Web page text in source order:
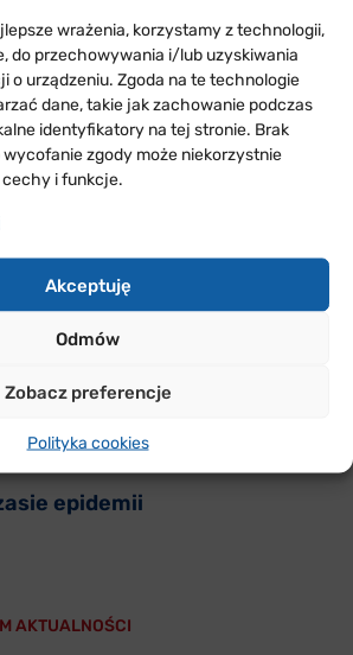
wrażenia, korzystamy z technologii,
do przechowywania i/lub uzyskiwania
o urządzeniu. Zgoda na te technologie
dane, takie jak zachowanie podczas
identyfikatory na tej stronie. Brak
zgody może niekorzystnie
cechy i funkcje.
Akceptuję
Odmów
Zobacz preferencje
Polityka cookies
AKTUALNOŚCI
w Łodzi Mistrzem
V Mistrzostw Polski w
epidemii
AKTUALNOŚCI